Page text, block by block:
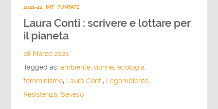
2021-22 INT PUNTATE
Laura Conti : scrivere e lottare per
il pianeta
28 Marzo 2022
Tagged as:ambiente,donne,ecologia,
femminismo, Laura Conti, Legambiente,
Resistenza,Seveso